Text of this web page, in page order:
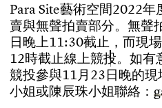
Para Site藝術空間2022年
賣與無聲拍賣部分。 無聲
日晚上11:30截止 ， 而現場
12時截止線上競投。 如有
競投參與11月 23日晚的現
小姐或陳辰珠小姐聯絡 ： g